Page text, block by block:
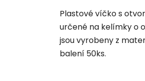
Plastové víčko s
určené na kelímky o
jsou vyrobeny z
balení 50ks.